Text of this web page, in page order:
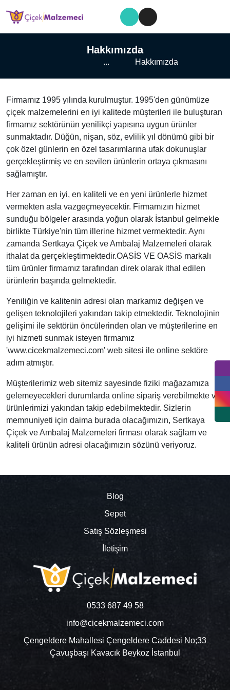
Hakkımızda
... Hakkımızda
Firmamız 1995 yılında kurulmuştur. 1995'den günümüze
çiçek malzemelerini en iyi kalitede müşterileri ile buluşturan
firmamız sektörünün yenilikçi yapısına uygun ürünler
sunmaktadır. Düğün, nişan, söz, evlilik yıl dönümü gibi bir
çok özel günlerin en özel tasarımlarına ufak dokunuşlar
gerçekleştirmiş ve en sevilen ürünlerin ortaya çıkmasını
sağlamıştır.
Her zaman en iyi, en kaliteli ve en yeni ürünlerle hizmet
vermekten asla vazgeçmeyecektir. Firmamızın hizmet
sunduğu bölgeler arasında yoğun olarak İstanbul gelmekle
birlikte Türkiye'nin tüm illerine hizmet vermektedir. Aynı
zamanda Sertkaya Çiçek ve Ambalaj Malzemeleri olarak
ithalat da gerçekleştirmektedir.OASİS VE OASİS markalı
tüm ürünler firmamız tarafından direk olarak ithal edilen
ürünlerin başında gelmektedir.
Yeniliğin ve kalitenin adresi olan markamız değişen ve
gelişen teknolojileri yakından takip etmektedir. Teknolojinin
gelişimi ile sektörün öncülerinden olan ve müşterilerine en
iyi hizmeti sunmak isteyen firmamız
'www.cicekmalzemeci.com' web sitesi ile online sektöre
adım atmıştır.
Müşterilerimiz web sitemiz sayesinde fiziki mağazamıza
gelemeyecekleri durumlarda online sipariş verebilmekte ve
ürünlerimizi yakından takip edebilmektedir. Sizlerin
memnuniyeti için daima burada olacağımızın, Sertkaya
Çiçek ve Ambalaj Malzemeleri firması olarak sağlam ve
kaliteli ürünün adresi olacağımızın sözünü veriyoruz.
Blog
Sepet
Satış Sözleşmesi
İletişim
0533 687 49 58
info@cicekmalzemeci.com
Çengeldere Mahallesi Çengeldere Caddesi No;33
Çavuşbaşı Kavacık Beykoz İstanbul